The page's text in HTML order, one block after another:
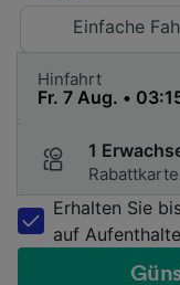
Einfache
Hinfahrt
1
Erhalten Sie
auf